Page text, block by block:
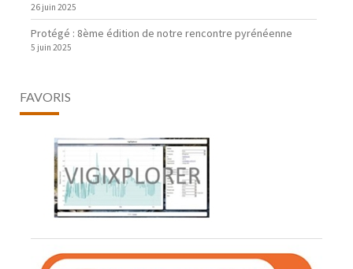
26 juin 2025
Protégé : 8ème édition de notre rencontre pyrénéenne
5 juin 2025
FAVORIS